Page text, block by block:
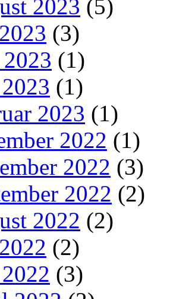
2023 (5)
(3)
(1)
(1)
2023 (1)
2022 (1)
2022 (3)
2022 (2)
2022 (2)
(2)
(3)